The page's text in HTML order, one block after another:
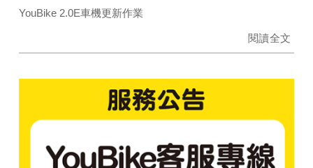
YouBike 2.0E車機更新作業
閱讀全文